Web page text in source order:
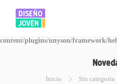
Warning: Invalid argument supplied for
/www/disegnojoven.com.ar/htdocs/wp-
content/plugins/unyson/framework/
Inicio Sin categoría